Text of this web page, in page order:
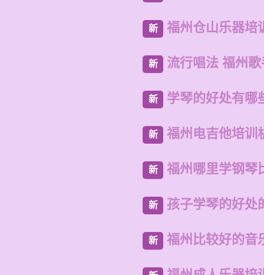
新 福州仓山乐器培
新 流行唱法 福州
新 学琴的好处有哪
新 福州电吉他培训
新 福州哪里学钢琴
新 孩子学琴的好处
新 福州比较好的音